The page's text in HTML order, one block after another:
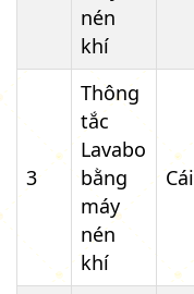
nén
khí
3
Thông
tắc
Lavabo
bằng
máy
nén
khí
Cái